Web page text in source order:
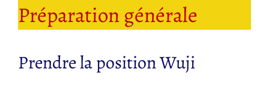
Préparation générale
Prendre la position Wuji